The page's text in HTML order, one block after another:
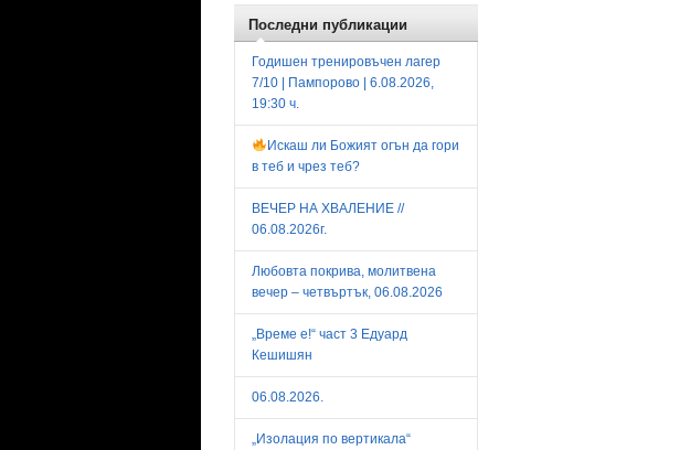
Последни публикации
Годишен тренировъчен лагер
7/10 | Пампорово | 6.08.2026,
19:30 ч.
Искаш ли Божият огън да гори
в теб и чрез теб?
ВЕЧЕР НА ХВАЛЕНИЕ //
06.08.2026г.
Любовта покрива, молитвена
вечер – четвъртък, 06.08.2026
„Време е!“ част 3 Едуард
Кешишян
06.08.2026.
„Изолация по вертикала“